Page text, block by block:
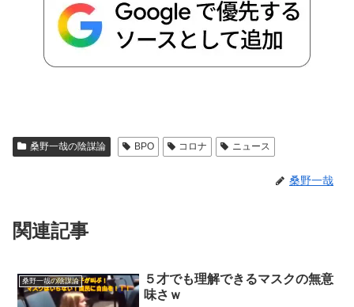
桑野一哉の陰謀論 BPO コロナ ニュース
桑野一哉
関連記事
桑野一哉の陰謀論
５才でも理解できるマスクの無意
味さｗ